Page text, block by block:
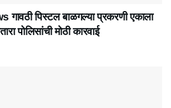
पिस्टल बाळगल्या प्रकरणी एकाला
पोलिसांची मोठी कारवाई